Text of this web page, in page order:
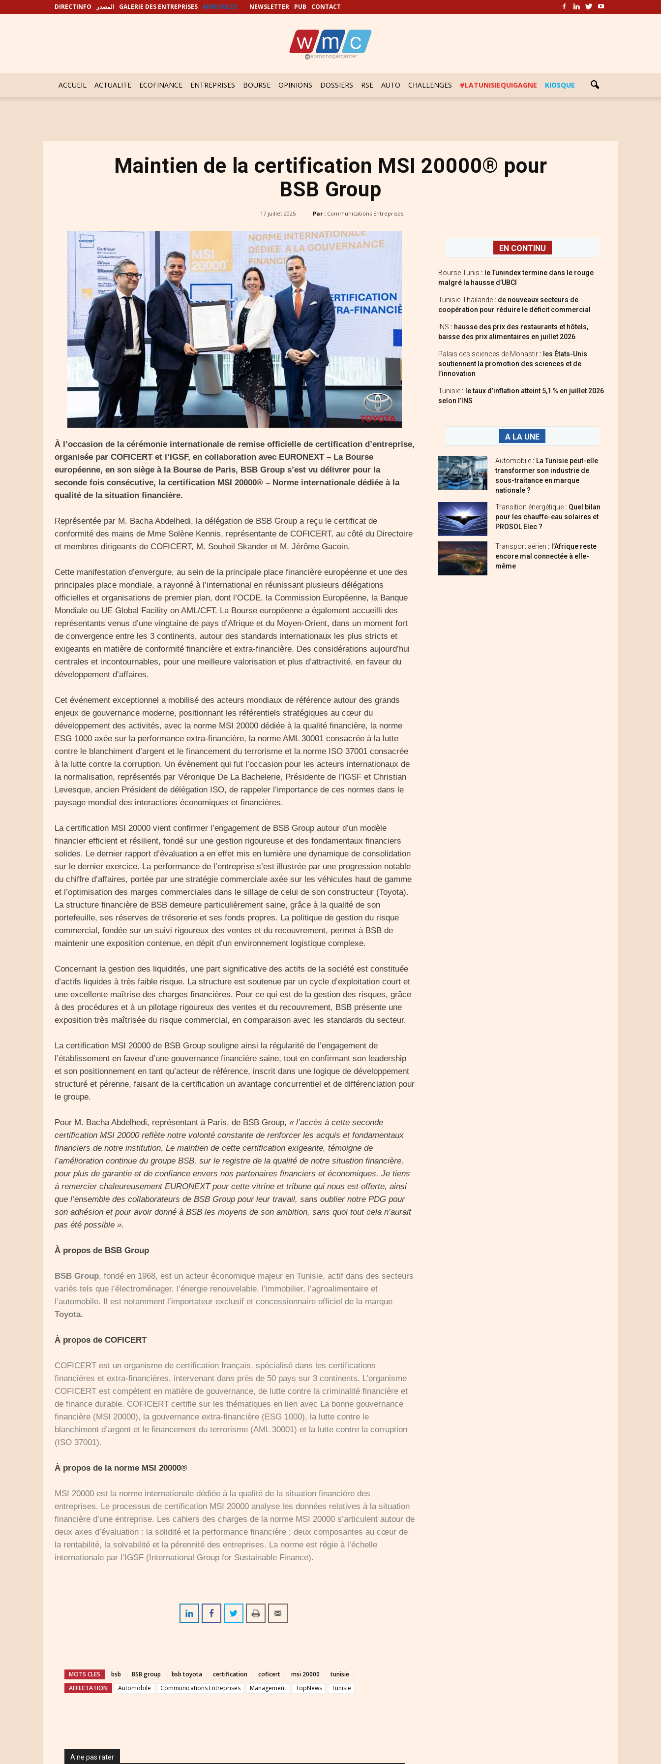
DIRECTINFO المصدر GALERIE DES ENTREPRISES ANNONCES NEWSLETTER PUB CONTACT
ACCUEIL ACTUALITE ECOFINANCE ENTREPRISES BOURSE OPINIONS DOSSIERS RSE AUTO CHALLENGES #LATUNISIEQUIGAGNE KIOSQUE
Maintien de la certification MSI 20000® pour
BSB Group
17 juillet 2025 Par : Communications Entreprises
À l’occasion de la cérémonie internationale de remise officielle de certification d’entreprise,
organisée par COFICERT et l’IGSF, en collaboration avec EURONEXT – La Bourse
européenne, en son siège à la Bourse de Paris, BSB Group s’est vu délivrer pour la
seconde fois consécutive, la certification MSI 20000® – Norme internationale dédiée à la
qualité de la situation financière.
Représentée par M. Bacha Abdelhedi, la délégation de BSB Group a reçu le certificat de
conformité des mains de Mme Solène Kennis, représentante de COFICERT, au côté du Directoire
et membres dirigeants de COFICERT, M. Souheil Skander et M. Jérôme Gacoin.
Cette manifestation d’envergure, au sein de la principale place financière européenne et une des
principales place mondiale, a rayonné à l’international en réunissant plusieurs délégations
officielles et organisations de premier plan, dont l’OCDE, la Commission Européenne, la Banque
Mondiale ou UE Global Facility on AML/CFT. La Bourse européenne a également accueilli des
représentants venus d’une vingtaine de pays d’Afrique et du Moyen-Orient, dans un moment fort
de convergence entre les 3 continents, autour des standards internationaux les plus stricts et
exigeants en matière de conformité financière et extra-financière. Des considérations aujourd’hui
centrales et incontournables, pour une meilleure valorisation et plus d’attractivité, en faveur du
développement d’affaires.
Cet événement exceptionnel a mobilisé des acteurs mondiaux de référence autour des grands
enjeux de gouvernance moderne, positionnant les référentiels stratégiques au cœur du
développement des activités, avec la norme MSI 20000 dédiée à la qualité financière, la norme
ESG 1000 axée sur la performance extra-financière, la norme AML 30001 consacrée à la lutte
contre le blanchiment d’argent et le financement du terrorisme et la norme ISO 37001 consacrée
à la lutte contre la corruption. Un évènement qui fut l’occasion pour les acteurs internationaux de
la normalisation, représentés par Véronique De La Bachelerie, Présidente de l’IGSF et Christian
Levesque, ancien Président de délégation ISO, de rappeler l’importance de ces normes dans le
paysage mondial des interactions économiques et financières.
La certification MSI 20000 vient confirmer l’engagement de BSB Group autour d’un modèle
financier efficient et résilient, fondé sur une gestion rigoureuse et des fondamentaux financiers
solides. Le dernier rapport d’évaluation a en effet mis en lumière une dynamique de consolidation
sur le dernier exercice. La performance de l’entreprise s’est illustrée par une progression notable
du chiffre d’affaires, portée par une stratégie commerciale axée sur les véhicules haut de gamme
et l’optimisation des marges commerciales dans le sillage de celui de son constructeur (Toyota).
La structure financière de BSB demeure particulièrement saine, grâce à la qualité de son
portefeuille, ses réserves de trésorerie et ses fonds propres. La politique de gestion du risque
commercial, fondée sur un suivi rigoureux des ventes et du recouvrement, permet à BSB de
maintenir une exposition contenue, en dépit d’un environnement logistique complexe.
Concernant la gestion des liquidités, une part significative des actifs de la société est constituée
d’actifs liquides à très faible risque. La structure est soutenue par un cycle d’exploitation court et
une excellente maîtrise des charges financières. Pour ce qui est de la gestion des risques, grâce
à des procédures et à un pilotage rigoureux des ventes et du recouvrement, BSB présente une
exposition très maîtrisée du risque commercial, en comparaison avec les standards du secteur.
La certification MSI 20000 de BSB Group souligne ainsi la régularité de l’engagement de
l’établissement en faveur d’une gouvernance financière saine, tout en confirmant son leadership
et son positionnement en tant qu’acteur de référence, inscrit dans une logique de développement
structuré et pérenne, faisant de la certification un avantage concurrentiel et de différenciation pour
le groupe.
Pour M. Bacha Abdelhedi, représentant à Paris, de BSB Group, « l’accès à cette seconde
certification MSI 20000 reflète notre volonté constante de renforcer les acquis et fondamentaux
financiers de notre institution. Le maintien de cette certification exigeante, témoigne de
l’amélioration continue du groupe BSB, sur le registre de la qualité de notre situation financière,
pour plus de garantie et de confiance envers nos partenaires financiers et économiques. Je tiens
à remercier chaleureusement EURONEXT pour cette vitrine et tribune qui nous est offerte, ainsi
que l’ensemble des collaborateurs de BSB Group pour leur travail, sans oublier notre PDG pour
son adhésion et pour avoir donné à BSB les moyens de son ambition, sans quoi tout cela n’aurait
pas été possible ».
À propos de BSB Group
BSB Group, fondé en 1968, est un acteur économique majeur en Tunisie, actif dans des secteurs
variés tels que l’électroménager, l’énergie renouvelable, l’immobilier, l’agroalimentaire et
l’automobile. Il est notamment l’importateur exclusif et concessionnaire officiel de la marque
Toyota.
À propos de COFICERT
COFICERT est un organisme de certification français, spécialisé dans les certifications
financières et extra-financières, intervenant dans près de 50 pays sur 3 continents. L’organisme
COFICERT est compétent en matière de gouvernance, de lutte contre la criminalité financière et
de finance durable. COFICERT certifie sur les thématiques en lien avec La bonne gouvernance
financière (MSI 20000), la gouvernance extra-financière (ESG 1000), la lutte contre le
blanchiment d’argent et le financement du terrorisme (AML 30001) et la lutte contre la corruption
(ISO 37001).
À propos de la norme MSI 20000®
MSI 20000 est la norme internationale dédiée à la qualité de la situation financière des
entreprises. Le processus de certification MSI 20000 analyse les données relatives à la situation
financière d’une entreprise. Les cahiers des charges de la norme MSI 20000 s’articulent autour de
deux axes d’évaluation : la solidité et la performance financière ; deux composantes au cœur de
la rentabilité, la solvabilité et la pérennité des entreprises. La norme est régie à l’échelle
internationale par l’IGSF (International Group for Sustainable Finance).
MOTS CLES bsb BSB group bsb toyota certification coficert msi 20000
tunisie
AFFECTATION
Automobile Communications Entreprises Management TopNews Tunisie
A ne pas rater
EN CONTINU
Bourse Tunis : le Tunindex termine dans le rouge
malgré la hausse d’UBCI
Tunisie-Thaïlande : de nouveaux secteurs de
coopération pour réduire le déficit commercial
INS : hausse des prix des restaurants et hôtels,
baisse des prix alimentaires en juillet 2026
Palais des sciences de Monastir : les États-Unis
soutiennent la promotion des sciences et de
l’innovation
Tunisie : le taux d’inflation atteint 5,1 % en juillet 2026
selon l’INS
A LA UNE
Automobile : La Tunisie peut-elle
transformer son industrie de
sous-traitance en marque
nationale ?
Transition énergétique : Quel bilan
pour les chauffe-eau solaires et
PROSOL Elec ?
Transport aérien : l’Afrique reste
encore mal connectée à elle-
même